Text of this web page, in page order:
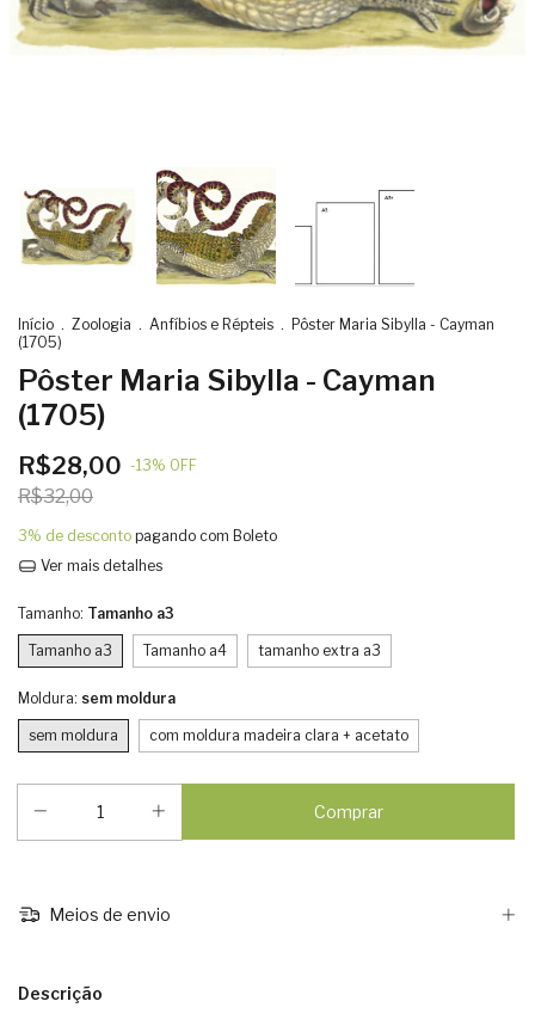
Início . Zoologia . Anfíbios e Répteis . Pôster Maria Sibylla - Cayman
(1705)
Pôster Maria Sibylla - Cayman
(1705)
R$28,00 -13% OFF
R$32,00
3% de desconto pagando com Boleto
Ver mais detalhes
Tamanho: Tamanho a3
Tamanho a3 Tamanho a4 tamanho extra a3
Moldura: sem moldura
sem moldura com moldura madeira clara + acetato
Meios de envio
Descrição